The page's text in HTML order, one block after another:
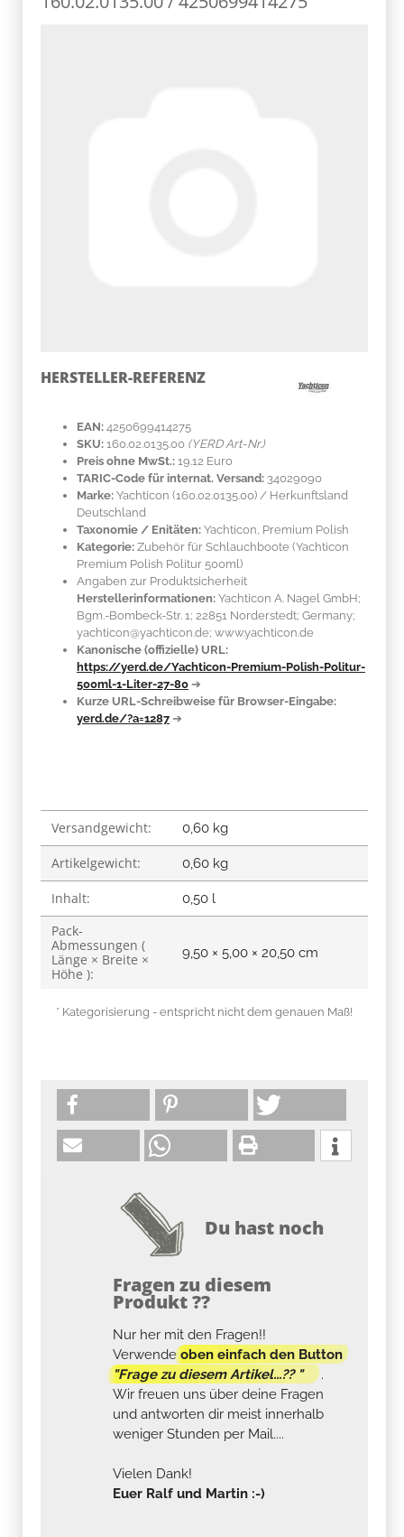
HERSTELLER-REFERENZ
EAN: 4250699414275
SKU: 160.02.0135.00 (YERD Art-Nr.)
Preis ohne MwSt.: 19.12 Euro
TARIC-Code für internat. Versand: 34029090
Marke: Yachticon (160.02.0135.00) / Herkunftsland
Deutschland
Taxonomie / Enitäten: Yachticon, Premium Polish
Kategorie: Zubehör für Schlauchboote (Yachticon
Premium Polish Politur 500ml)
Angaben zur Produktsicherheit
Herstellerinformationen: Yachticon A. Nagel GmbH;
Bgm.-Bombeck-Str. 1; 22851 Norderstedt; Germany;
yachticon@yachticon.de; www.yachticon.de
Kanonische (offizielle) URL:
https://yerd.de/Yachticon-Premium-Polish-Politur-
500ml-1-Liter-27-80 ➔
Kurze URL-Schreibweise für Browser-Eingabe:
yerd.de/?a=1287 ➔
Produkteigenschaft
Wert
Versandgewicht: 0,60 kg
Artikelgewicht: 0,60 kg
Inhalt: 0,50 l
Pack-
Abmessungen (
Länge × Breite ×
Höhe ):
9,50 × 5,00 × 20,50 cm
* Kategorisierung - entspricht nicht dem genauen Maß!
Du hast noch
Fragen zu diesem
Produkt ??
Nur her mit den Fragen!!
Verwendeoben einfach den Button
"Frage zu diesem Artikel...?? "
.
Wir freuen uns über deine Fragen
und antworten dir meist innerhalb
weniger Stunden per Mail....
Vielen Dank!
Euer Ralf und Martin :-)